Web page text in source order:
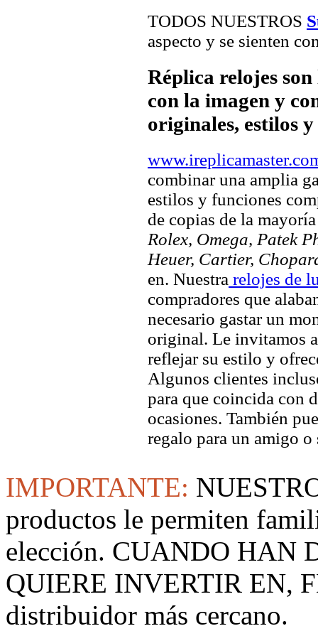
TODOS NUESTROS
aspecto y se sienten
Réplica relojes
con la imagen y
originales, estilos
combinar una amplia
estilos y funciones
de copias de la
Rolex, Omega, Patek
Heuer, Cartier,
en. Nuestra relojes de
compradores que
necesario gastar un
original. Le invitamos
reflejar su estilo y
Algunos clientes
para que coincida con
ocasiones. También
regalo para un amigo o
IMPORTANTE:
productos le permiten
elección. CUANDO HAN
QUIERE INVERTIR EN,
distribuidor más cercano.